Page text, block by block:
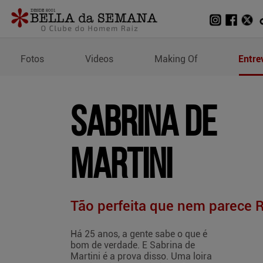
Perfil e Medidas de
Fotos Videos Making Of
Sabrina de
Martini
Tão perfeita que nem parece
Há 25 anos, a gente sabe o que é
bom de verdade. E Sabrina de
Martini é a prova disso. Uma loira